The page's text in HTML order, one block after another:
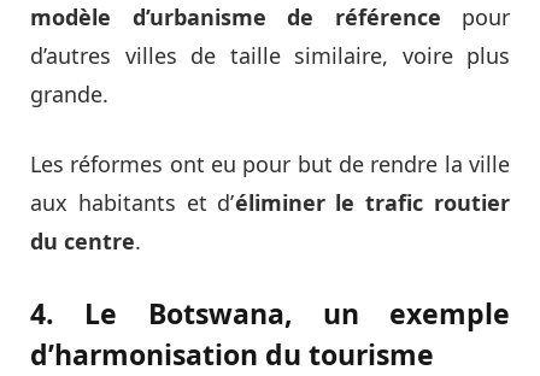
modèle d’urbanisme de référence pour
d’autres villes de taille similaire, voire plus
grande.
Les réformes ont eu pour but de rendre la ville
aux habitants et d’éliminer le trafic routier
du centre.
4. Le Botswana, un exemple
d’harmonisation du tourisme